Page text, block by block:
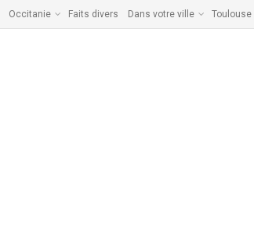
Occitanie Faits divers Dans votre ville Toulouse